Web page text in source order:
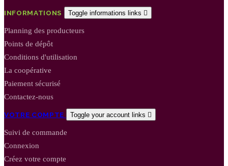
INFORMATIONS Toggle informations links 
Planning des producteurs
Points de dépôt
Conditions d'utilisation
La coopérative
Paiement sécurisé
Contactez-nous
VOTRE COMPTE Toggle your account links 
Suivi de commande
Connexion
Créez votre compte